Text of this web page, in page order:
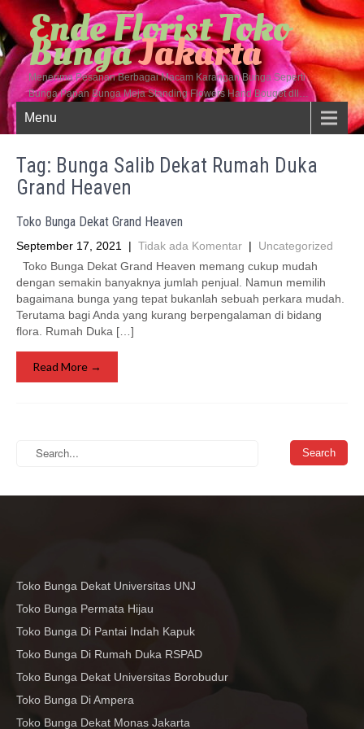
Ende Florist Toko
BungaJakarta
Menerima Pesanan Berbagai Macam Karangan Bunga Seperti
Bunga Papan Bunga Meja Standing Flowers Hand Bouqet dll…
Menu
Tag: Bunga Salib Dekat Rumah Duka
Grand Heaven
Toko Bunga Dekat Grand Heaven
September 17, 2021 | Tidak ada Komentar | Uncategorized
Toko Bunga Dekat Grand Heaven memang cukup mudah
dengan semakin banyaknya jumlah penjual. Namun memilih
bagaimana bunga yang tepat bukanlah sebuah perkara mudah.
Terutama bagi Anda yang kurang berpengalaman di bidang
flora. Rumah Duka […]
Read More →
Toko Bunga Dekat Universitas UNJ
Toko Bunga Permata Hijau
Toko Bunga Di Pantai Indah Kapuk
Toko Bunga Di Rumah Duka RSPAD
Toko Bunga Dekat Universitas Borobudur
Toko Bunga Di Ampera
Toko Bunga Dekat Monas Jakarta